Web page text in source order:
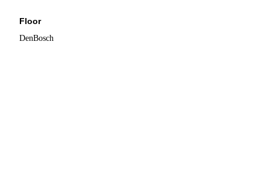
Floor
DenBosch